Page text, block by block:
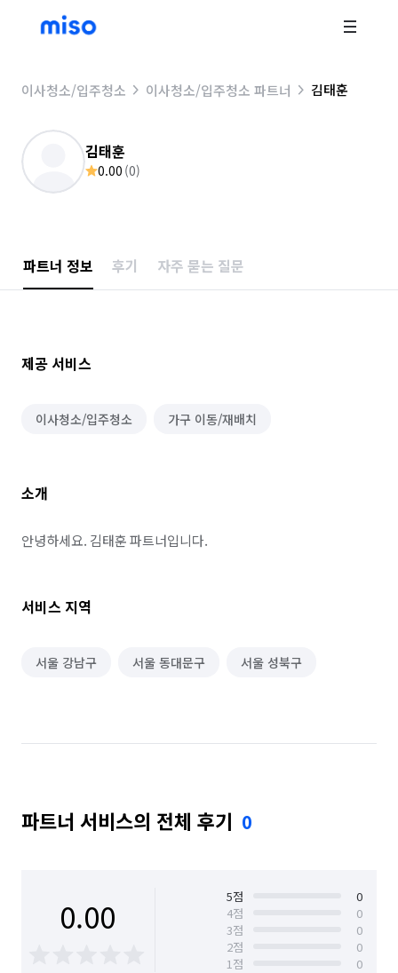
이사청소/입주청소 이사청소/입주청소 파트너 김태훈
김태훈
0.00 (0)
파트너 정보 후기 자주 묻는 질문
제공 서비스
이사청소/입주청소 가구 이동/재배치
소개
안녕하세요. 김태훈 파트너입니다.
서비스 지역
서울 강남구 서울 동대문구 서울 성북구
파트너 서비스의 전체 후기 0
0.00 5점
0
4점
0
3점
0
2점
0
1점
0